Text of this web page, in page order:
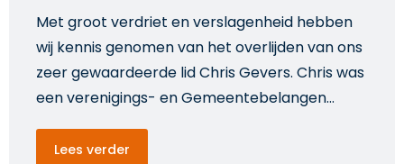
Met groot verdriet en verslagenheid hebben
wij kennis genomen van het overlijden van ons
zeer gewaardeerde lid Chris Gevers. Chris was
een verenigings- en Gemeentebelangen…
Lees verder